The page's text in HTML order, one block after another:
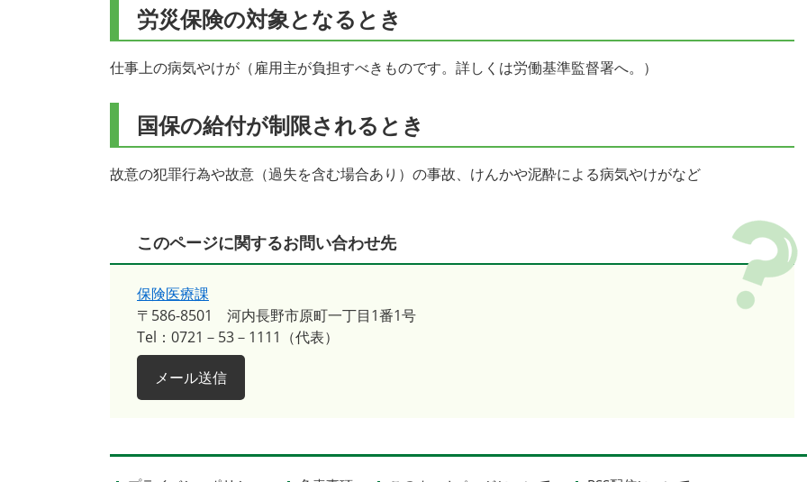
労災保険の対象となるとき
仕事上の病気やけが（雇用主が負担すべきものです。詳しくは労働基準監督署へ。）
国保の給付が制限されるとき
故意の犯罪行為や故意（過失を含む場合あり）の事故、けんかや泥酔による病気やけがなど
このページに関するお問い合わせ先
保険医療課
〒586-8501
河内長野市原町一丁目1番1号
Tel：0721－53－1111（代表）
メール送信